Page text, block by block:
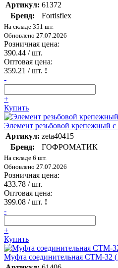
Артикул: 61372
Бренд:
Fortisflex
На складе 351 шт.
Обновлено 27.07.2026
Розничная цена:
390.44 / шт.
Оптовая цена:
359.21 / шт. !
-
+
Купить
Элемент резьбовой
Артикул: zeta40415
Бренд:
ГОФРОМАТИК
На складе 6 шт.
Обновлено 27.07.2026
Розничная цена:
433.78 / шт.
Оптовая цена:
399.08 / шт. !
-
+
Купить
Муфта соединительная СТМ-32